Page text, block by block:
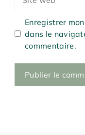
web
Enregistrer
dans le
commentaire.